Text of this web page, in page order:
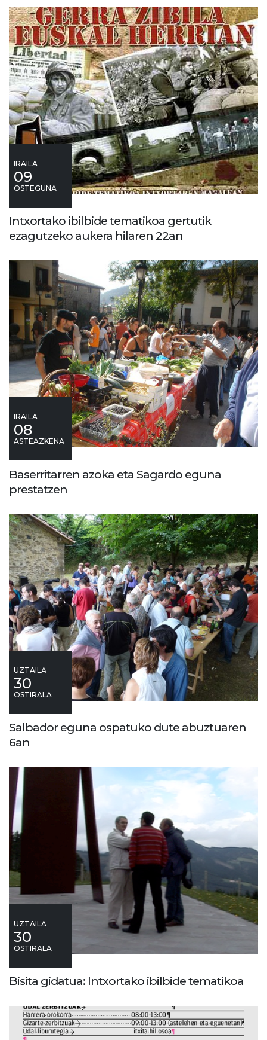
IRAILA
09
OSTEGUNA
Intxortako ibilbide tematikoa gertutik
ezagutzeko aukera hilaren 22an
IRAILA
08
ASTEAZKENA
Baserritarren azoka eta Sagardo eguna
prestatzen
UZTAILA
30
OSTIRALA
Salbador eguna ospatuko dute abuztuaren
6an
UZTAILA
30
OSTIRALA
Bisita gidatua: Intxortako ibilbide tematikoa